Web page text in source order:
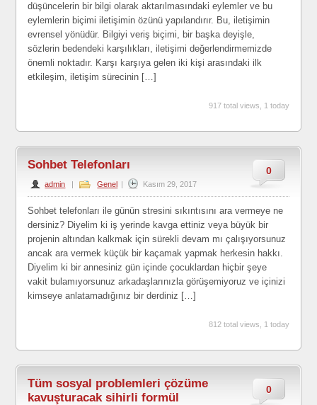
düşüncelerin bir bilgi olarak aktarılmasındaki eylemler ve bu
eylemlerin biçimi iletişimin özünü yapılandırır. Bu, iletişimin
evrensel yönüdür. Bilgiyi veriş biçimi, bir başka deyişle,
sözlerin bedendeki karşılıkları, iletişimi değerlendirmemizde
önemli noktadır. Karşı karşıya gelen iki kişi arasındaki ilk
etkileşim, iletişim sürecinin […]
917 total views, 1 today
0
Sohbet Telefonları
admin | Genel | Kasım 29, 2017
Sohbet telefonları ile günün stresini sıkıntısını ara vermeye ne
dersiniz? Diyelim ki iş yerinde kavga ettiniz veya büyük bir
projenin altından kalkmak için sürekli devam mı çalışıyorsunuz
ancak ara vermek küçük bir kaçamak yapmak herkesin hakkı.
Diyelim ki bir annesiniz gün içinde çocuklardan hiçbir şeye
vakit bulamıyorsunuz arkadaşlarınızla görüşemiyoruz ve içinizi
kimseye anlatamadığınız bir derdiniz […]
812 total views, 1 today
0
Tüm sosyal problemleri çözüme
kavuşturacak sihirli formül